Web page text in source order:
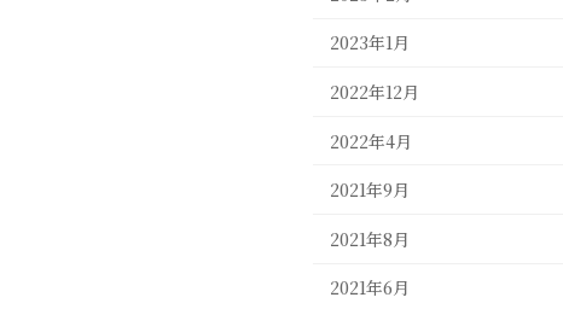
2023年1月
2022年12月
2022年4月
2021年9月
2021年8月
2021年6月